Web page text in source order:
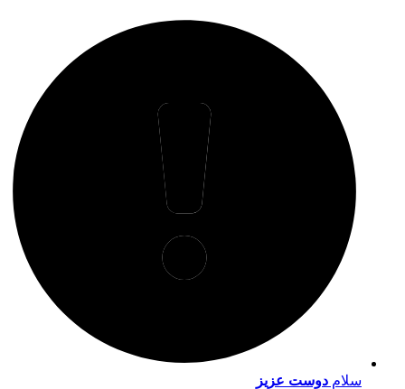
سلام دوست عزیز